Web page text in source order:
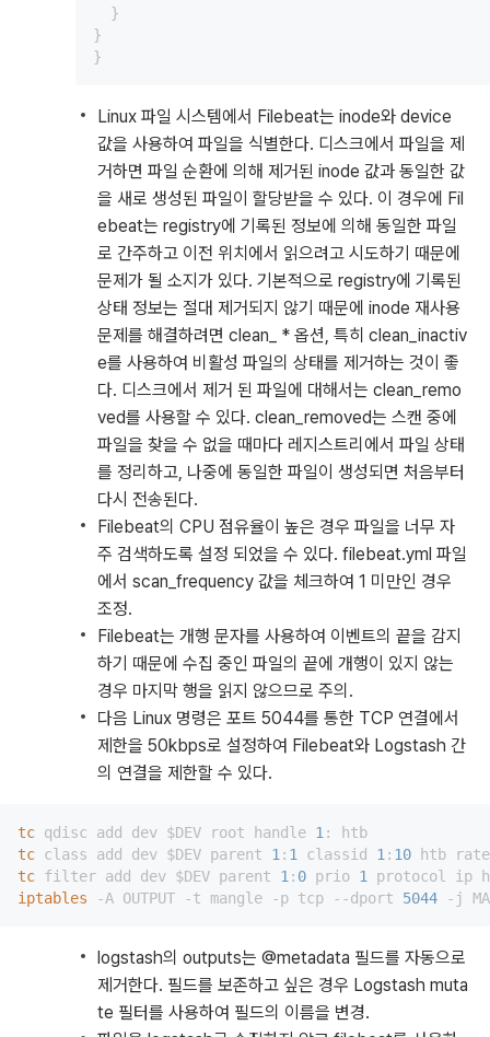
  }
}
Linux 파일 시스템에서 Filebeat는 inode와 device
값을 사용하여 파일을 식별한다. 디스크에서 파일을 제
거하면 파일 순환에 의해 제거된 inode 값과 동일한 값
을 새로 생성된 파일이 할당받을 수 있다. 이 경우에 Fil
ebeat는 registry에 기록된 정보에 의해 동일한 파일
로 간주하고 이전 위치에서 읽으려고 시도하기 때문에
문제가 될 소지가 있다. 기본적으로 registry에 기록된
상태 정보는 절대 제거되지 않기 때문에 inode 재사용
문제를 해결하려면 clean_ * 옵션, 특히 clean_inactiv
e를 사용하여 비활성 파일의 상태를 제거하는 것이 좋
다. 디스크에서 제거 된 파일에 대해서는 clean_remo
ved를 사용할 수 있다. clean_removed는 스캔 중에
파일을 찾을 수 없을 때마다 레지스트리에서 파일 상태
를 정리하고, 나중에 동일한 파일이 생성되면 처음부터
다시 전송된다.
Filebeat의 CPU 점유율이 높은 경우 파일을 너무 자
주 검색하도록 설정 되었을 수 있다. filebeat.yml 파일
에서 scan_frequency 값을 체크하여 1 미만인 경우
조정.
Filebeat는 개행 문자를 사용하여 이벤트의 끝을 감지
하기 때문에 수집 중인 파일의 끝에 개행이 있지 않는
경우 마지막 행을 읽지 않으므로 주의.
다음 Linux 명령은 포트 5044를 통한 TCP 연결에서
제한을 50kbps로 설정하여 Filebeat와 Logstash 간
의 연결을 제한할 수 있다.
tc qdisc add dev $DEV root handle 1
tc class add dev $DEV parent 1 : 1 classid 1 : 10 htb
tc filter add dev $DEV parent 1 : 0 prio 1
protocol ip
iptables -A OUTPUT -t mangle -p tcp --dport 5044 -j
logstash의 outputs는 @metadata 필드를 자동으로
제거한다. 필드를 보존하고 싶은 경우 Logstash muta
te 필터를 사용하여 필드의 이름을 변경.